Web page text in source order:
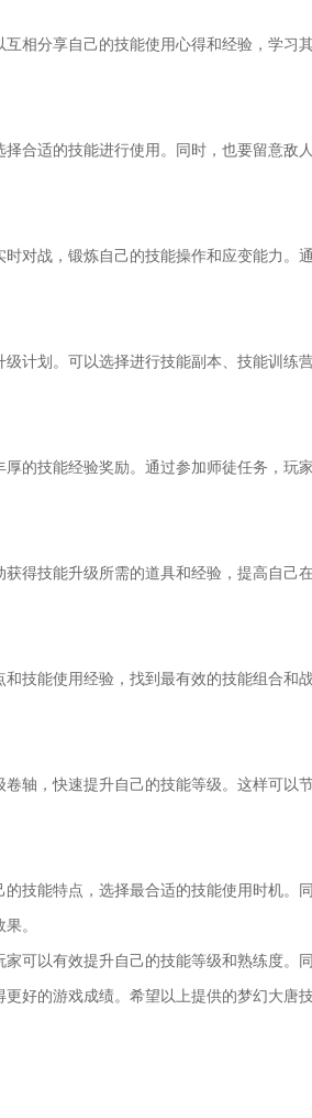
相分享自己的技能使用心得和经验，学习
合适的技能进行使用。同时，也要留意敌
对战，锻炼自己的技能操作和应变能力。
计划。可以选择进行技能副本、技能训练
的技能经验奖励。通过参加师徒任务，玩
得技能升级所需的道具和经验，提高自己
技能使用经验，找到最有效的技能组合和
轴，快速提升自己的技能等级。这样可以
技能特点，选择最合适的技能使用时机。同
。
可以有效提升自己的技能等级和熟练度。同
好的游戏成绩。希望以上提供的梦幻大唐